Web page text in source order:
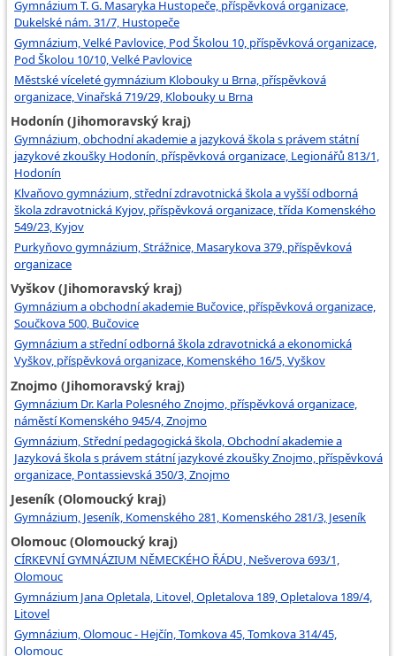
Gymnázium T. G. Masaryka Hustopeče, příspěvková organizace,
Dukelské nám. 31/7, Hustopeče
Gymnázium, Velké Pavlovice, Pod Školou 10, příspěvková organizace,
Pod Školou 10/10, Velké Pavlovice
Městské víceleté gymnázium Klobouky u Brna, příspěvková
organizace, Vinařská 719/29, Klobouky u Brna
Hodonín (Jihomoravský kraj)
Gymnázium, obchodní akademie a jazyková škola s právem státní
jazykové zkoušky Hodonín, příspěvková organizace, Legionářů 813/1,
Hodonín
Klvaňovo gymnázium, střední zdravotnická škola a vyšší odborná
škola zdravotnická Kyjov, příspěvková organizace, třída Komenského
549/23, Kyjov
Purkyňovo gymnázium, Strážnice, Masarykova 379, příspěvková
organizace
Vyškov (Jihomoravský kraj)
Gymnázium a obchodní akademie Bučovice, příspěvková organizace,
Součkova 500, Bučovice
Gymnázium a střední odborná škola zdravotnická a ekonomická
Vyškov, příspěvková organizace, Komenského 16/5, Vyškov
Znojmo (Jihomoravský kraj)
Gymnázium Dr. Karla Polesného Znojmo, příspěvková organizace,
náměstí Komenského 945/4, Znojmo
Gymnázium, Střední pedagogická škola, Obchodní akademie a
Jazyková škola s právem státní jazykové zkoušky Znojmo, příspěvková
organizace, Pontassievská 350/3, Znojmo
Jeseník (Olomoucký kraj)
Gymnázium, Jeseník, Komenského 281, Komenského 281/3, Jeseník
Olomouc (Olomoucký kraj)
CÍRKEVNÍ GYMNÁZIUM NĚMECKÉHO ŘÁDU, Nešverova 693/1,
Olomouc
Gymnázium Jana Opletala, Litovel, Opletalova 189, Opletalova 189/4,
Litovel
Gymnázium, Olomouc - Hejčín, Tomkova 45, Tomkova 314/45,
Olomouc